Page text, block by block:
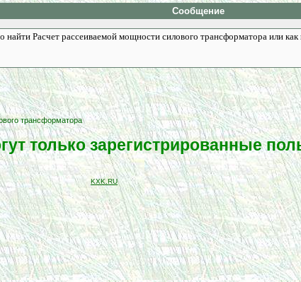
Сообщение
найти Расчет рассеиваемой мощности силового трансформатора или как
трансформатора
только зарегистрированные
KXK.RU